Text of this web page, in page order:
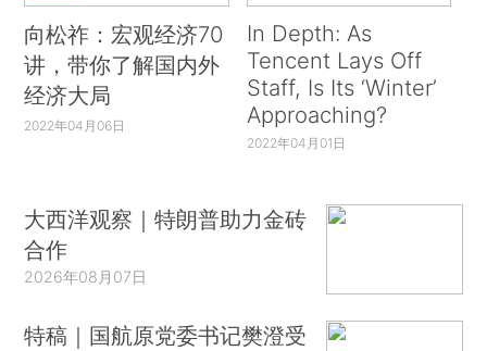
向松祚：宏观经济70
讲，带你了解国内外
经济大局
2022年04月06日
In Depth: As
Tencent Lays Off
Staff, Is Its ‘Winter’
Approaching?
2022年04月01日
大西洋观察｜特朗普助力金砖
合作
2026年08月07日
特稿｜国航原党委书记樊澄受